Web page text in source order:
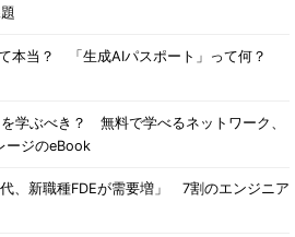
て本当？ 「生成AIパスポート」って何？
学ぶべき？ 無料で学べるネットワーク、
ージのeBook
代、新職種FDEが需要増」 7割のエンジニア